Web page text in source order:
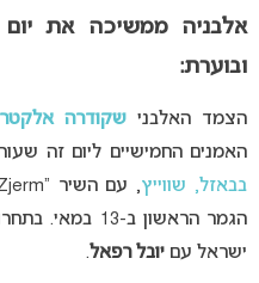
אלבניה ממשיכה את
ובוערת:
הצמד האלבני שקודרה
האמנים החמישיים ליום זה
בבאזל, שווייץ
ישראל עם יובל רפאל.